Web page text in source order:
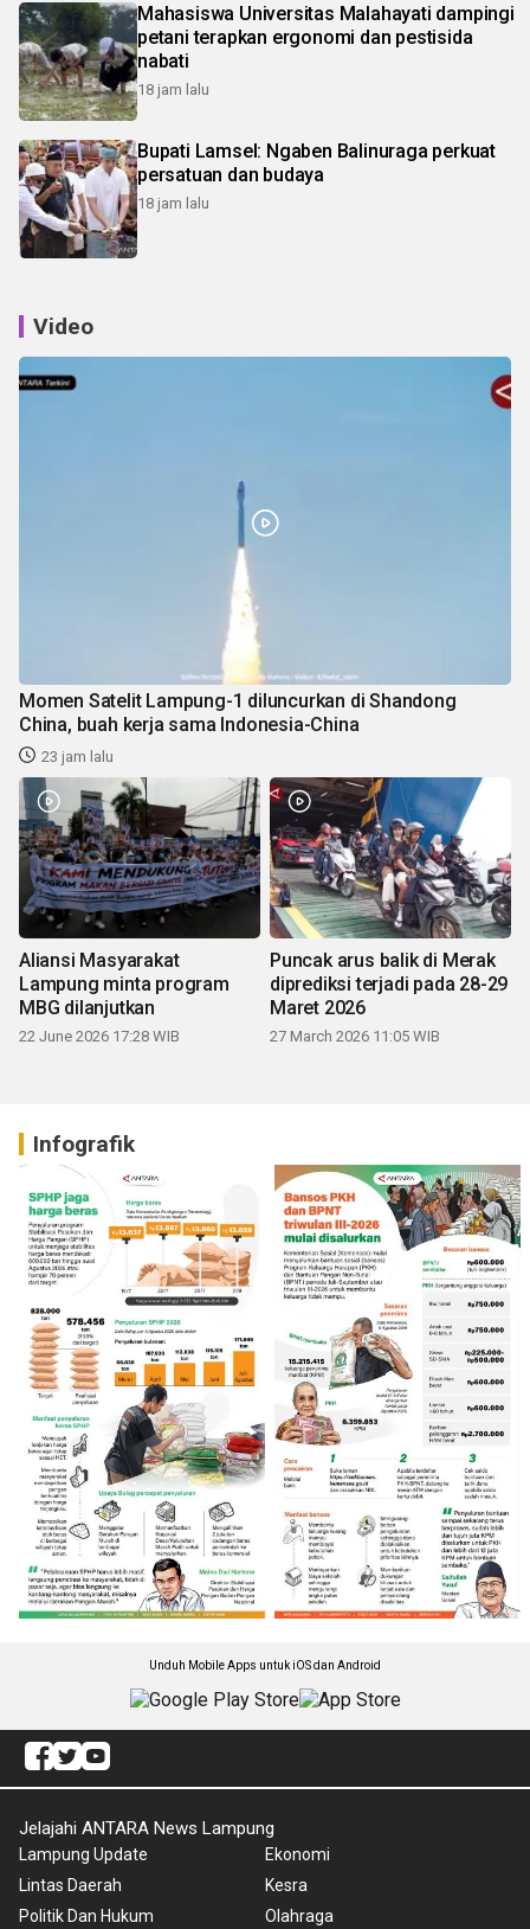
Mahasiswa Universitas Malahayati dampingi
petani terapkan ergonomi dan pestisida
nabati
18 jam lalu
Bupati Lamsel: Ngaben Balinuraga perkuat
persatuan dan budaya
18 jam lalu
Video
Momen Satelit Lampung-1 diluncurkan di Shandong
China, buah kerja sama Indonesia-China
23 jam lalu
Aliansi Masyarakat
Lampung minta program
MBG dilanjutkan
22 June 2026 17:28 WIB
Puncak arus balik di Merak
diprediksi terjadi pada 28-29
Maret 2026
27 March 2026 11:05 WIB
Infografik
Unduh Mobile Apps untuk iOS dan Android
Jelajahi ANTARA News Lampung
Lampung Update
Lintas Daerah
Politik Dan Hukum
Ekonomi
Kesra
Olahraga